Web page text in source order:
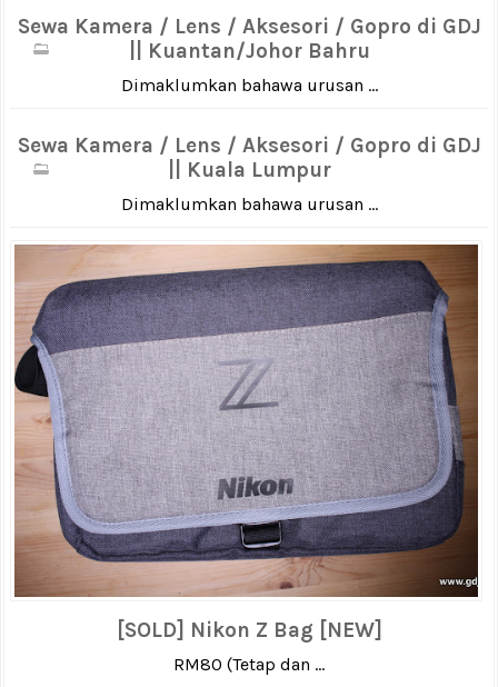
Sewa Kamera / Lens / Aksesori / Gopro di GDJ
|| Kuantan/Johor Bahru
Dimaklumkan bahawa urusan ...
Sewa Kamera / Lens / Aksesori / Gopro di GDJ
|| Kuala Lumpur
Dimaklumkan bahawa urusan ...
[SOLD] Nikon Z Bag [NEW]
RM80 (Tetap dan ...